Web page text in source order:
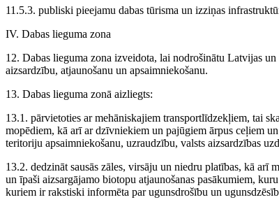
11.5.3. publiski pieejamu dabas tūrisma un izziņas
IV. Dabas lieguma zona
12. Dabas lieguma zona izveidota, lai nodrošinātu Latvijas
aizsardzību, atjaunošanu un apsaimniekošanu.
13. Dabas lieguma zonā aizliegts:
13.1. pārvietoties ar mehāniskajiem transportlīdzekļiem, tai
mopēdiem, kā arī ar dzīvniekiem un pajūgiem ārpus ceļiem
teritoriju apsaimniekošanu, uzraudzību, valsts aizsardzības
13.2. dedzināt sausās zāles, virsāju un niedru platības, kā arī
un īpaši aizsargājamo biotopu atjaunošanas pasākumiem,
kuriem ir rakstiski informēta par ugunsdrošību un